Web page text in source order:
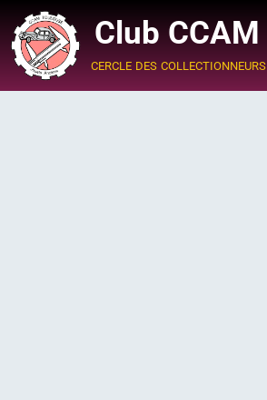
Club CCAM
cercle des